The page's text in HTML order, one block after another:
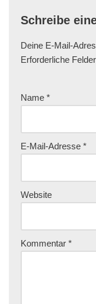
Schreibe
Deine E-Mail-
Erforderliche
Name *
E-Mail-Adresse *
Website
Kommentar *